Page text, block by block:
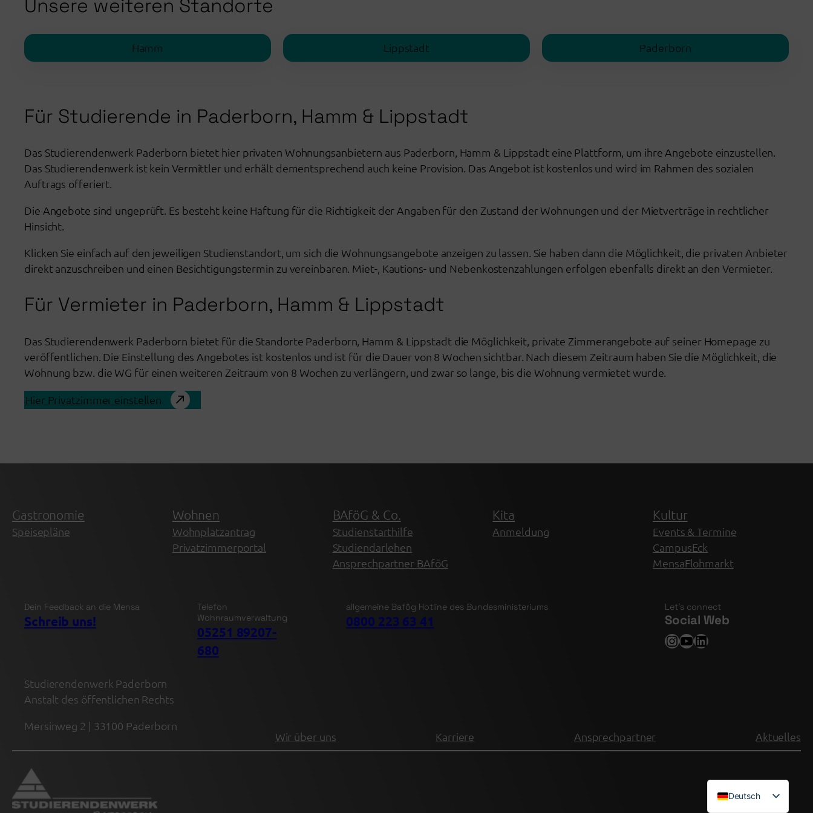
shared
apartment
Unsere weiteren Standorte
Hamm Lippstadt Paderborn
Für Studierende in Paderborn, Hamm & Lippstadt
Das Studierendenwerk Paderborn bietet hier privaten Wohnungsanbietern aus Paderborn, Hamm & Lippstadt eine Plattform, um ihre Angebote einzustellen.
Das Studierendenwerk ist kein Vermittler und erhält dementsprechend auch keine Provision. Das Angebot ist kostenlos und wird im Rahmen des sozialen
Auftrags offeriert.
Die Angebote sind ungeprüft. Es besteht keine Haftung für die Richtigkeit der Angaben für den Zustand der Wohnungen und der Mietverträge in rechtlicher
Hinsicht.
Klicken Sie einfach auf den jeweiligen Studienstandort, um sich die Wohnungsangebote anzeigen zu lassen. Sie haben dann die Möglichkeit, die privaten Anbieter
direkt anzuschreiben und einen Besichtigungstermin zu vereinbaren. Miet-, Kautions- und Nebenkostenzahlungen erfolgen ebenfalls direkt an den Vermieter.
Für Vermieter in Paderborn, Hamm & Lippstadt
Das Studierendenwerk Paderborn bietet für die Standorte Paderborn, Hamm & Lippstadt die Möglichkeit, private Zimmerangebote auf seiner Homepage zu
veröffentlichen. Die Einstellung des Angebotes ist kostenlos und ist für die Dauer von 8 Wochen sichtbar. Nach diesem Zeitraum haben Sie die Möglichkeit, die
Wohnung bzw. die WG für einen weiteren Zeitraum von 8 Wochen zu verlängern, und zwar so lange, bis die Wohnung vermietet wurde.
Hier Privatzimmer einstellen
Gastronomie
Speisepläne
Wohnen
Wohnplatzantrag
Privatzimmerportal
BAföG & Co.
Studienstarthilfe
Studiendarlehen
Ansprechpartner BAföG
Kita
Anmeldung
Kultur
Events & Termine
CampusEck
MensaFlohmarkt
Dein Feedback an die Mensa
Schreib uns!
Telefon
Wohnraumverwaltung
05251 89207-
680
allgemeine Bafög Hotline des Bundesministeriums
0800 223 63 41
Let’s connect
Social Web
Instagram
YouTube
LinkedIn
Studierendenwerk Paderborn
Anstalt des öffentlichen Rechts
Mersinweg 2 | 33100 Paderborn
Wir über uns Karriere Ansprechpartner Aktuelles
Deutsch